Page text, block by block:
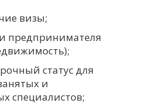
визы;
предпринимателя
статус для
и
специалистов;